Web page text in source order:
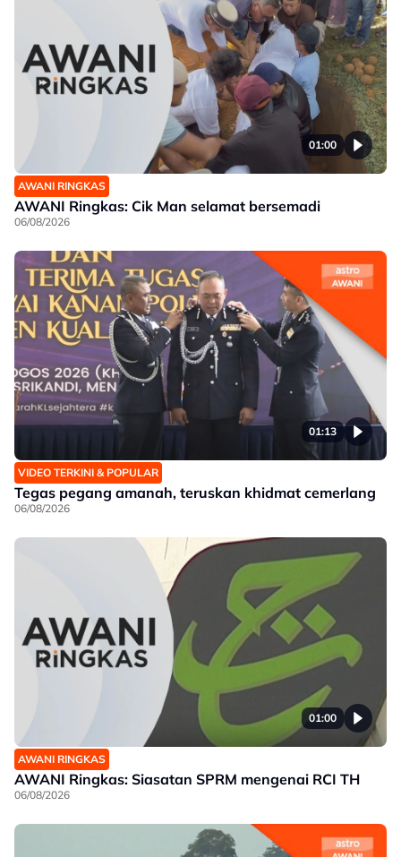
01:00
AWANI RINGKAS
AWANI Ringkas: Cik Man selamat bersemadi
06/08/2026
01:13
VIDEO TERKINI & POPULAR
Tegas pegang amanah, teruskan khidmat cemerlang
06/08/2026
01:00
AWANI RINGKAS
AWANI Ringkas: Siasatan SPRM mengenai RCI TH
06/08/2026